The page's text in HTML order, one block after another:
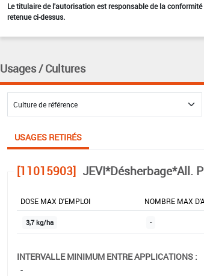
Le titulaire de l'autorisation est responsable de la
retenue ci-dessus.
Usages / Cultures
USAGES RETIRÉS
[11015903] JEVI*Désherbage*All.
DOSE MAX D'EMPLOI NOMBRE MAX
3,7 kg/ha -
INTERVALLE MINIMUM ENTRE APPLICATIONS :
-